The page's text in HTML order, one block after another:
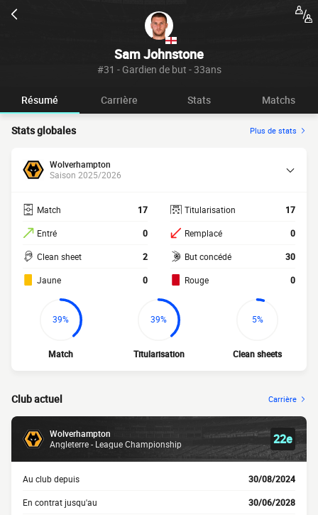
Sam Johnstone
#31 - Gardien de but - 33ans
Résumé Carrière Stats Matchs
Stats globales Plus de stats
Wolverhampton
Saison 2025/2026
Match 17
Entré 0
Clean sheet 2
Jaune 0
Titularisation 17
Remplacé 0
But concédé 30
Rouge 0
39%
Match
39%
Titularisation
5%
Clean sheets
Club actuel Carrière
Wolverhampton
Angleterre - League Championship
22e
Au club depuis 30/08/2024
En contrat jusqu'au 30/06/2028